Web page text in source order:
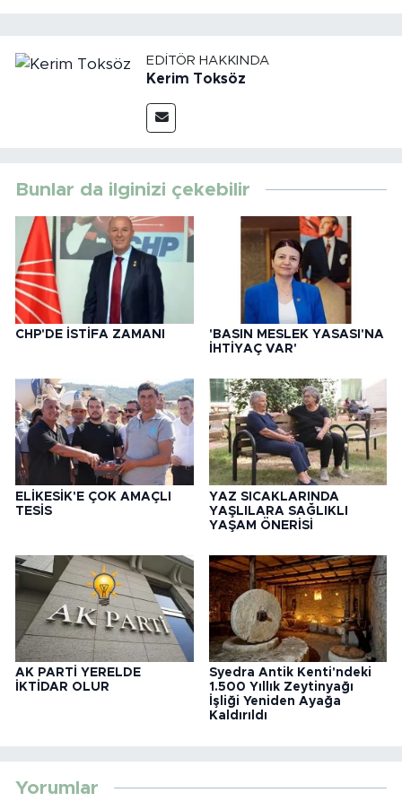
EDITÖR HAKKINDA
Kerim Toksöz
Bunlar da ilginizi çekebilir
CHP'DE İSTİFA ZAMANI
'BASIN MESLEK YASASI'NA
İHTİYAÇ VAR'
ELİKESİK'E ÇOK AMAÇLI
TESİS
YAZ SICAKLARINDA
YAŞLILARA SAĞLIKLI
YAŞAM ÖNERİSİ
AK PARTİ YERELDE
İKTİDAR OLUR
Syedra Antik Kenti'ndeki
1.500 Yıllık Zeytinyağı
İşliği Yeniden Ayağa
Kaldırıldı
Yorumlar